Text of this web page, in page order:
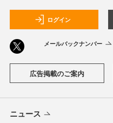
ログイン
メールバックナンバー
広告掲載のご案内
ニュース